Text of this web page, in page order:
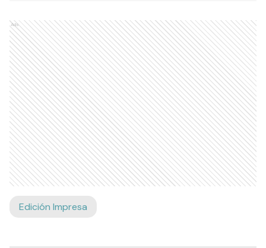
Ads
Edición Impresa